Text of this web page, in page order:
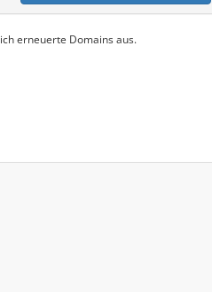
erneuerte Domains aus.